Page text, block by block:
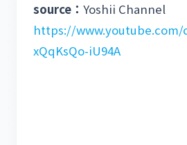
source： Yoshii Channel
https://www.youtube.com/
xQqKsQo-iU94A